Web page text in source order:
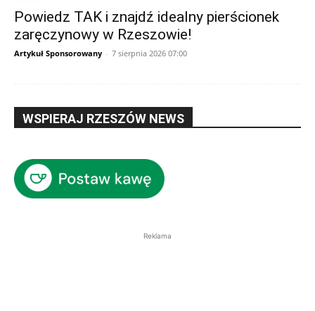
Powiedz TAK i znajdź idealny pierścionek
zaręczynowy w Rzeszowie!
Artykuł Sponsorowany - 7 sierpnia 2026 07:00
WSPIERAJ RZESZÓW NEWS
Reklama